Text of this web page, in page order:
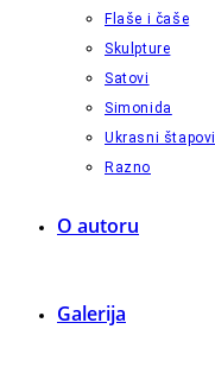
Flaše i čaše
Skulpture
Satovi
Simonida
Ukrasni štapovi
Razno
O autoru
Galerija